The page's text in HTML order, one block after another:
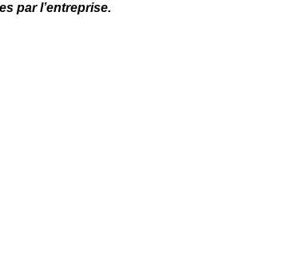
par l’entreprise.